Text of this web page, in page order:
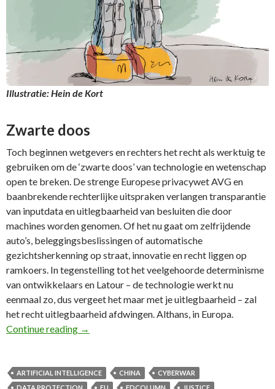
Illustratie: Hein de Kort
Zwarte doos
Toch beginnen wetgevers en rechters het recht als werktuig te
gebruiken om de ‘zwarte doos’ van technologie en wetenschap
open te breken. De strenge Europese privacywet AVG en
baanbrekende rechterlijke uitspraken verlangen transparantie
van inputdata en uitlegbaarheid van besluiten die door
machines worden genomen. Of het nu gaat om zelfrijdende
auto’s, beleggingsbeslissingen of automatische
gezichtsherkenning op straat, innovatie en recht liggen op
ramkoers. In tegenstelling tot het veelgehoorde determinisme
van ontwikkelaars en Latour – de technologie werkt nu
eenmaal zo, dus vergeet het maar met je uitlegbaarheid – zal
het recht uitlegbaarheid afdwingen. Althans, in Europa.
Continue reading 62e FD Column: Recht en rechtspraak
→
ARTIFICIAL INTELLIGENCE CHINA
CYBERWAR